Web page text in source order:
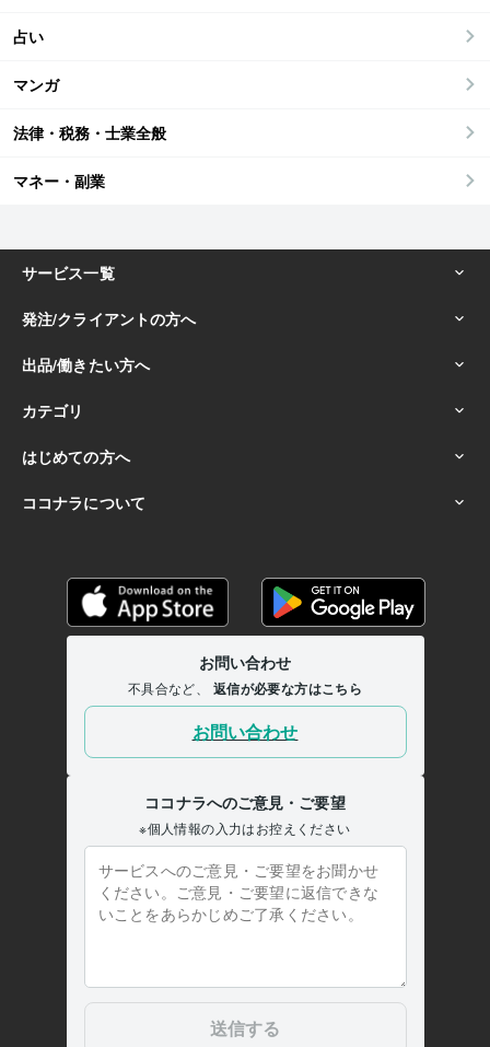
占い
マンガ
法律・税務・士業全般
マネー・副業